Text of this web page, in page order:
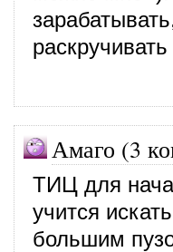
раскручивать
Амаго (3
ТИЦ для
учится
большим